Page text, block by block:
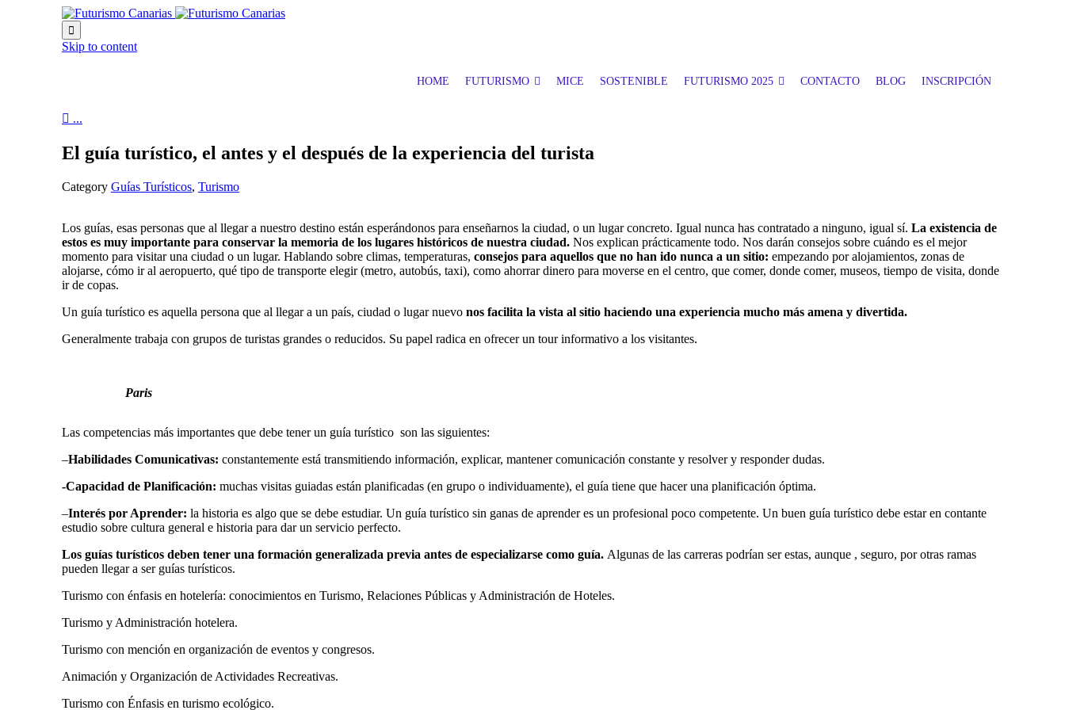

Skip to content
HOME FUTURISMO MICE SOSTENIBLE FUTURISMO 2025 CONTACTO BLOG INSCRIPCIÓN
 ...
El guía turístico, el antes y el después de la experiencia del turista
Category Guías Turísticos, Turismo
Los guías, esas personas que al llegar a nuestro destino están esperándonos para enseñarnos la ciudad, o un lugar concreto. Igual nunca has contratado a ninguno, igual sí. La existencia de
estos es muy importante para conservar la memoria de los lugares históricos de nuestra ciudad. Nos explican prácticamente todo. Nos darán consejos sobre cuándo es el mejor
momento para visitar una ciudad o un lugar. Hablando sobre climas, temperaturas, consejos para aquellos que no han ido nunca a un sitio: empezando por alojamientos, zonas de
alojarse, cómo ir al aeropuerto, qué tipo de transporte elegir (metro, autobús, taxi), como ahorrar dinero para moverse en el centro, que comer, donde comer, museos, tiempo de visita, donde
ir de copas.
Un guía turístico es aquella persona que al llegar a un país, ciudad o lugar nuevo nos facilita la vista al sitio haciendo una experiencia mucho más amena y divertida.
Generalmente trabaja con grupos de turistas grandes o reducidos. Su papel radica en ofrecer un tour informativo a los visitantes.
Paris
Las competencias más importantes que debe tener un guía turístico son las siguientes:
–Habilidades Comunicativas: constantemente está transmitiendo información, explicar, mantener comunicación constante y resolver y responder dudas.
-Capacidad de Planificación: muchas visitas guiadas están planificadas (en grupo o individuamente), el guía tiene que hacer una planificación óptima.
–Interés por Aprender: la historia es algo que se debe estudiar. Un guía turístico sin ganas de aprender es un profesional poco competente. Un buen guía turístico debe estar en contante
estudio sobre cultura general e historia para dar un servicio perfecto.
Los guías turísticos deben tener una formación generalizada previa antes de especializarse como guía. Algunas de las carreras podrían ser estas, aunque , seguro, por otras ramas
pueden llegar a ser guías turísticos.
Turismo con énfasis en hotelería: conocimientos en Turismo, Relaciones Públicas y Administración de Hoteles.
Turismo y Administración hotelera.
Turismo con mención en organización de eventos y congresos.
Animación y Organización de Actividades Recreativas.
Turismo con Énfasis en turismo ecológico.